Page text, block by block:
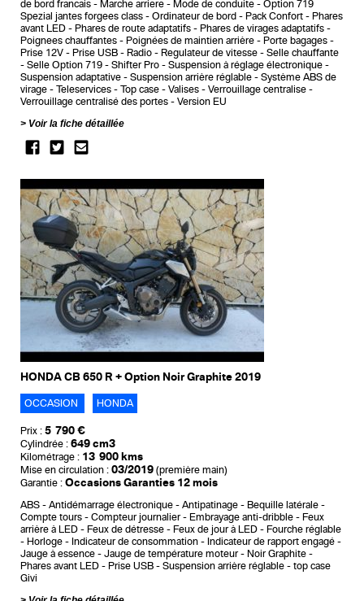
de bord francais
Marche arriere Mode de conduite
Option 719
Spezial jantes forgees class
Ordinateur de bord Pack Confort
Phares
avant LED
Phares de route adaptatifs
Phares de virages adaptatifs
Poignees chauffantes
Poignées de maintien arrière
Porte bagages
Prise 12V
Prise USB Radio Regulateur de vitesse
Selle chauffante
Selle Option 719
Shifter Pro
Suspension à réglage électronique
Suspension adaptative
Suspension arrière réglable
Système ABS de
virage
Teleservices Top case Valises
Verrouillage centralise
Verrouillage centralisé des portes
Version EU
Voir la fiche détaillée
HONDA CB 650 R + Option Noir Graphite 2019
OCCASION HONDA
Prix : 5 790 €
Cylindrée : 649 cm3
Kilométrage : 13 900 kms
Mise en circulation : 03/2019 (première main)
Garantie : Occasions Garanties 12 mois
ABS Antidémarrage électronique Antipatinage
Bequille latérale
Compte tours
Compteur journalier Embrayage anti-dribble
Feux
arrière à LED
Feux de détresse Feux de jour à LED
Fourche réglable
Horloge
Indicateur de consommation
Indicateur de rapport engagé
Jauge à essence
Jauge de température moteur
Noir Graphite
Phares avant LED
Prise USB Suspension arrière réglable
top case
Givi